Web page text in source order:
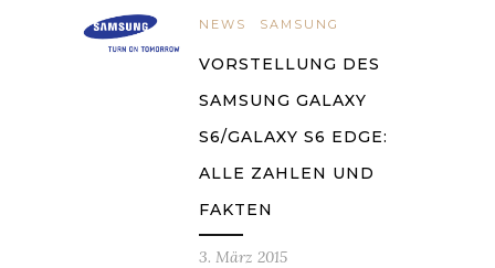
NEWS SAMSUNG
VORSTELLUNG DES
SAMSUNG GALAXY
S6/GALAXY S6 EDGE:
ALLE ZAHLEN UND
FAKTEN
3. März 2015